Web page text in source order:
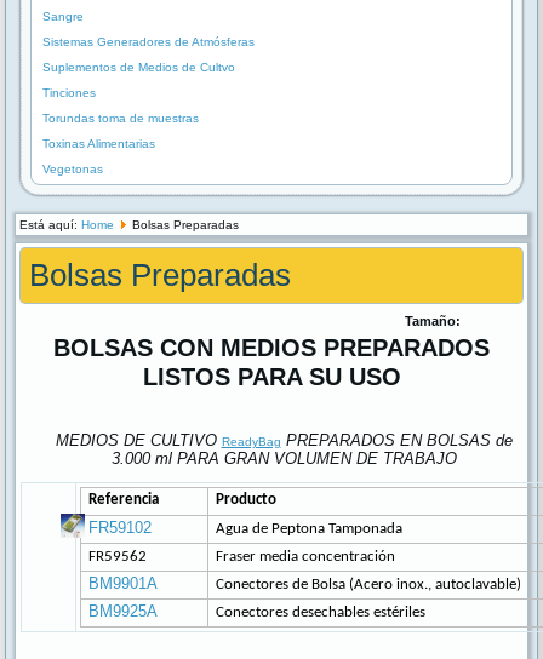
Sangre
Sistemas Generadores de Atmósferas
Suplementos de Medios de Cultvo
Tinciones
Torundas toma de muestras
Toxinas Alimentarias
Vegetonas
Está aquí: Home Bolsas Preparadas
Bolsas Preparadas
Tamaño:
BOLSAS CON MEDIOS PREPARADOS
LISTOS PARA SU USO
MEDIOS DE CULTIVO ReadyBag PREPARADOS EN BOLSAS de
3.000 ml PARA GRAN VOLUMEN DE TRABAJO
Referencia Producto
FR59102
Agua de Peptona Tamponada
FR59562
Fraser media concentración
BM9901A Conectores de Bolsa (Acero inox., autoclavable)
BM9925A Conectores desechables estériles